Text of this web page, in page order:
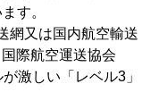
す。
網又は国内航空輸送
際航空運送協会
激しい「レベル3」